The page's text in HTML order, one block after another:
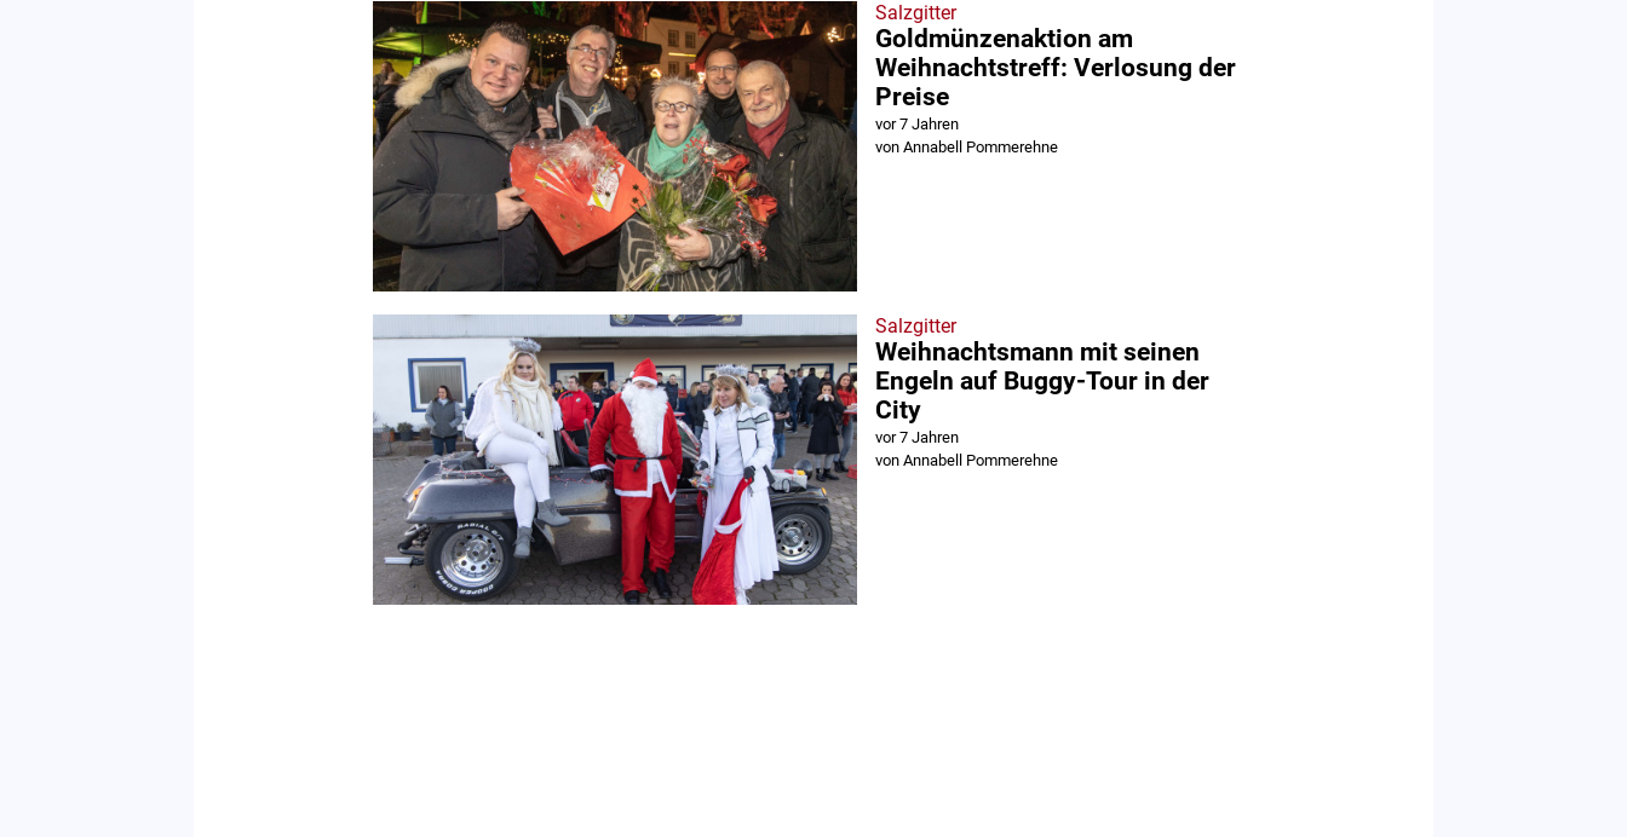
Salzgitter
Goldmünzenaktion am
Weihnachtstreff: Verlosung der
Preise
vor 7 Jahren
von Annabell Pommerehne
Salzgitter
Weihnachtsmann mit seinen
Engeln auf Buggy-Tour in der
City
vor 7 Jahren
von Annabell Pommerehne